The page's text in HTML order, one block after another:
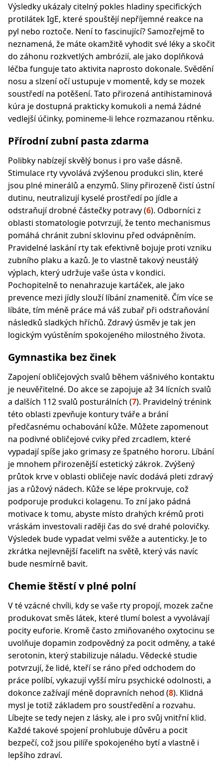
Výsledky ukázaly citelný pokles hladiny specifických
protilátek IgE, které spouštějí nepříjemné reakce na
pyl nebo roztoče. Není to fascinující? Samozřejmě to
neznamená, že máte okamžitě vyhodit své léky a skočit
do záhonu rozkvetlých ambrózií, ale jako doplňková
léčba funguje tato aktivita naprosto dokonale. Svědění
nosu a slzení očí ustupuje v momentě, kdy se mozek
soustředí na potěšení. Tato přirozená antihistaminová
kúra je dostupná prakticky komukoli a nemá žádné
vedlejší účinky, pomineme-li lehce rozmazanou rtěnku.
Přírodní zubní pasta zdarma
Polibky nabízejí skvělý bonus i pro vaše dásně.
Stimulace rty vyvolává zvýšenou produkci slin, které
jsou plné minerálů a enzymů. Sliny přirozeně čistí ústní
dutinu, neutralizují kyselé prostředí po jídle a
odstraňují drobné částečky potravy (6). Odborníci z
oblasti stomatologie potvrzují, že tento mechanismus
pomáhá chránit zubní sklovinu před odvápněním.
Pravidelné laskání rty tak efektivně bojuje proti vzniku
zubního plaku a kazů. Je to vlastně takový neustálý
výplach, který udržuje vaše ústa v kondici.
Pochopitelně to nenahrazuje kartáček, ale jako
prevence mezi jídly slouží líbání znamenitě. Čím více se
líbáte, tím méně práce má váš zubař při odstraňování
následků sladkých hříchů. Zdravý úsměv je tak jen
logickým vyústěním spokojeného milostného života.
Gymnastika bez činek
Zapojení obličejových svalů během vášnivého kontaktu
je neuvěřitelné. Do akce se zapojuje až 34 lícních svalů
a dalších 112 svalů posturálních (7). Pravidelný trénink
této oblasti zpevňuje kontury tváře a brání
předčasnému ochabování kůže. Můžete zapomenout
na podivné obličejové cviky před zrcadlem, které
vypadají spíše jako grimasy ze špatného hororu. Líbání
je mnohem přirozenější estetický zákrok. Zvýšený
průtok krve v oblasti obličeje navíc dodává pleti zdravý
jas a růžový nádech. Kůže se lépe prokrvuje, což
podporuje produkci kolagenu. To zní jako pádná
motivace k tomu, abyste místo drahých krémů proti
vráskám investovali raději čas do své drahé polovičky.
Výsledek bude vypadat velmi svěže a autenticky. Je to
zkrátka nejlevnější facelift na světě, který vás navíc
bude nesmírně bavit.
Chemie štěstí v plné polní
V té vzácné chvíli, kdy se vaše rty propojí, mozek začne
produkovat směs látek, které tlumí bolest a vyvolávají
pocity euforie. Kromě často zmiňovaného oxytocinu se
uvolňuje dopamin zodpovědný za pocit odměny, a také
serotonin, který stabilizuje náladu. Vědecké studie
potvrzují, že lidé, kteří se ráno před odchodem do
práce políbí, vykazují vyšší míru psychické odolnosti, a
dokonce zažívají méně dopravních nehod (8). Klidná
mysl je totiž základem pro soustředění a rozvahu.
Líbejte se tedy nejen z lásky, ale i pro svůj vnitřní klid.
Každé takové spojení prohlubuje důvěru a pocit
bezpečí, což jsou pilíře spokojeného bytí a vlastně i
lepšího zdraví.